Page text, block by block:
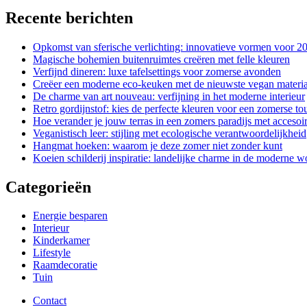
Recente berichten
Opkomst van sferische verlichting: innovatieve vormen voor
Magische bohemien buitenruimtes creëren met felle kleuren
Verfijnd dineren: luxe tafelsettings voor zomerse avonden
Creëer een moderne eco-keuken met de nieuwste vegan
De charme van art nouveau: verfijning in het moderne interieur
Retro gordijnstof: kies de perfecte kleuren voor een zomerse
Hoe verander je jouw terras in een zomers paradijs met
Veganistisch leer: stijling met ecologische verantwoordelijkheid
Hangmat hoeken: waarom je deze zomer niet zonder kunt
Koeien schilderij inspiratie: landelijke charme in de moderne
Categorieën
Energie besparen
Interieur
Kinderkamer
Lifestyle
Raamdecoratie
Tuin
Contact